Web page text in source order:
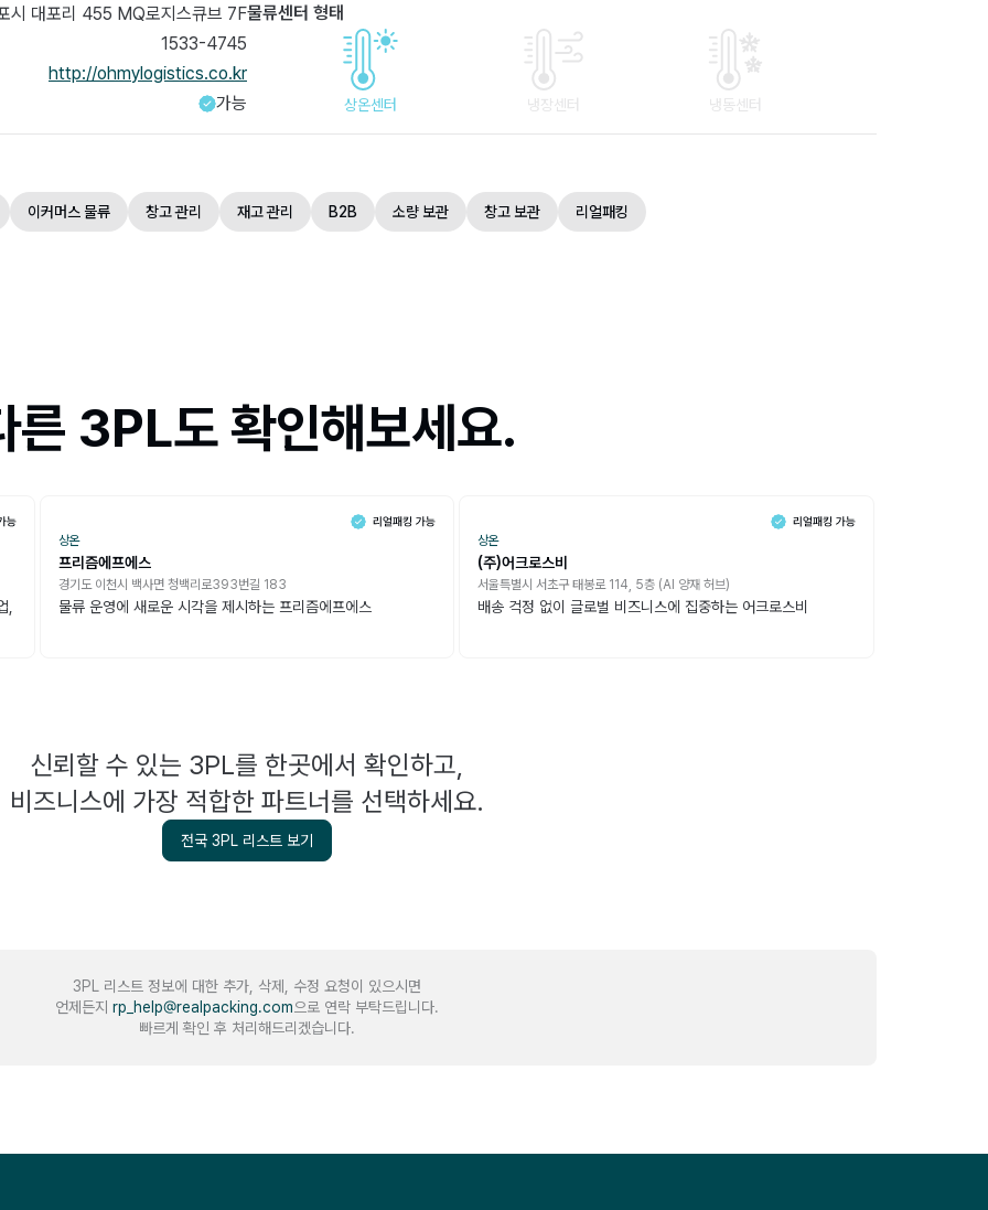
시 대포리 455 MQ로지스큐브 7F
1533-4745
http://ohmylogistics.co.kr
가능
물류센터 형태
상온센터 냉장센터 냉동센터
이커머스 물류 창고 관리 재고 관리 B2B 소량 보관 창고 보관 리얼패킹
른 3PL도 확인해보세요.
,
상온
프리즘에프에스
경기도 이천시 백사면 청백리로393번길 183
물류 운영에 새로운 시각을 제시하는 프리즘에프에스
상온
(주)어크로스비
서울특별시 서초구 태봉로 114, 5층 (AI 양재 허브)
배송 걱정 없이 글로벌 비즈니스에 집중하는 어크로스비
신뢰할 수 있는 3PL를 한곳에서 확인하고,
비즈니스에 가장 적합한 파트너를 선택하세요.
전국 3PL 리스트 보기
3PL 리스트 정보에 대한 추가, 삭제, 수정 요청이 있으시면
언제든지 rp_help@realpacking.com으로 연락 부탁드립니다.
빠르게 확인 후 처리해드리겠습니다.